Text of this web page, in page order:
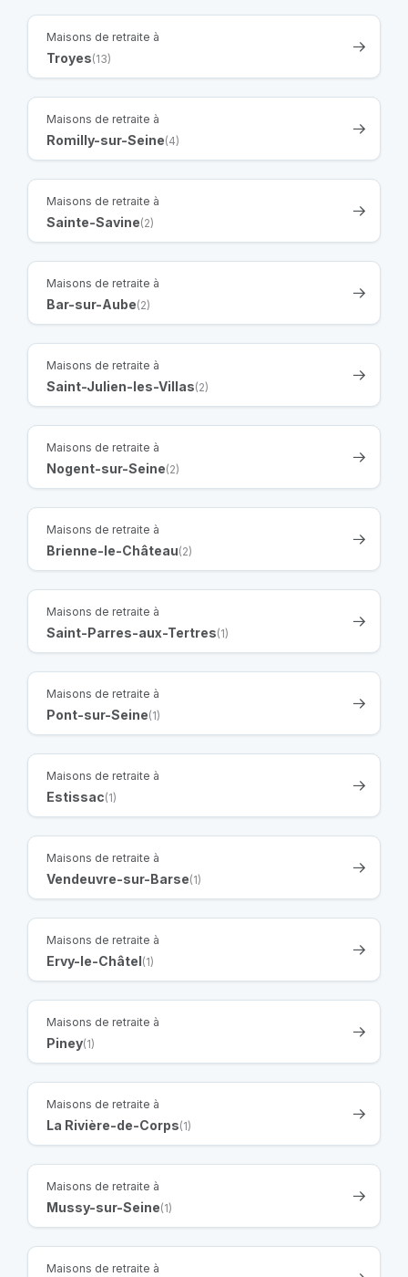
Maisons de retraite à
Troyes(13)
Maisons de retraite à
Romilly-sur-Seine(4)
Maisons de retraite à
Sainte-Savine(2)
Maisons de retraite à
Bar-sur-Aube(2)
Maisons de retraite à
Saint-Julien-les-Villas(2)
Maisons de retraite à
Nogent-sur-Seine(2)
Maisons de retraite à
Brienne-le-Château(2)
Maisons de retraite à
Saint-Parres-aux-Tertres(1)
Maisons de retraite à
Pont-sur-Seine(1)
Maisons de retraite à
Estissac(1)
Maisons de retraite à
Vendeuvre-sur-Barse(1)
Maisons de retraite à
Ervy-le-Châtel(1)
Maisons de retraite à
Piney(1)
Maisons de retraite à
La Rivière-de-Corps(1)
Maisons de retraite à
Mussy-sur-Seine(1)
Maisons de retraite à